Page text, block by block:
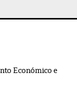
Económico e